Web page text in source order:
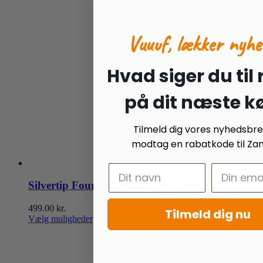
Silvertip Four Knot Rebgrime Sort
499.00 kr.
Vælg muligheder
vare
Vuuuf, lækker
Hvad siger du til
på dit næste
Tilmeld dig vores
modtag en rabatkode til
Tilmeld dig nu